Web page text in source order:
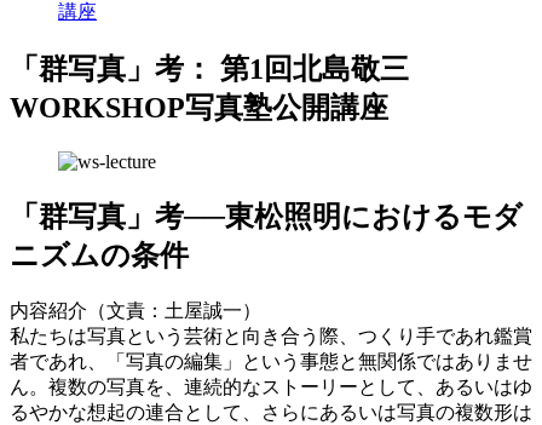
講座
「群写真」考： 第1回北島敬三
WORKSHOP写真塾公開講座
「群写真」考──東松照明におけるモダ
ニズムの条件
内容紹介（文責：土屋誠一）
私たちは写真という芸術と向き合う際、つくり手であれ鑑賞
者であれ、「写真の編集」という事態と無関係ではありませ
ん。複数の写真を、連続的なストーリーとして、あるいはゆ
るやかな想起の連合として、さらにあるいは写真の複数形は